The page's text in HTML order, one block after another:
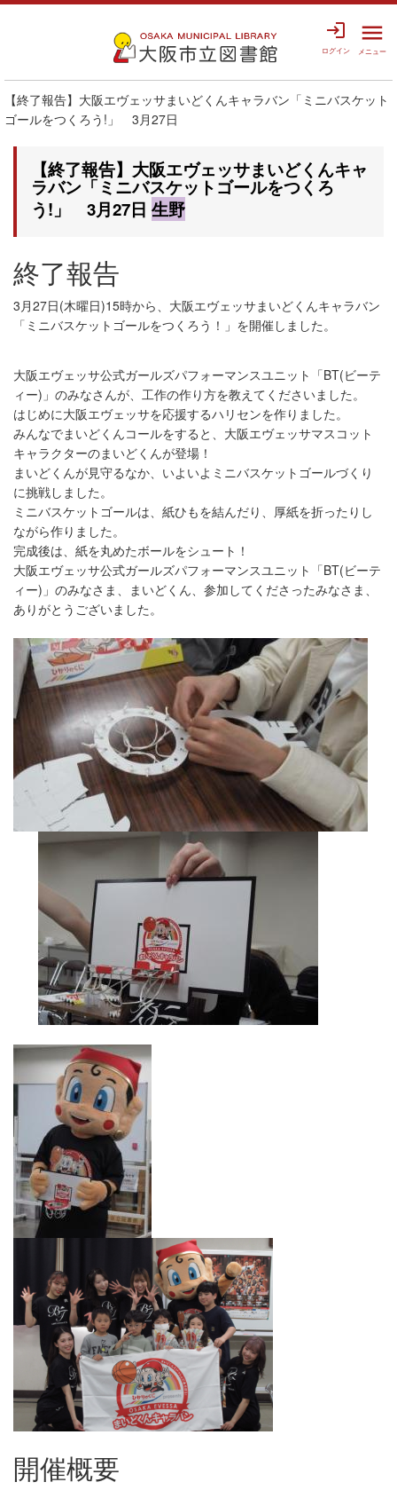
login
ログイン
menu
メニュー
【終了報告】大阪エヴェッサまいどくんキャラバン「ミニバスケット
ゴールをつくろう!」 3月27日
【終了報告】大阪エヴェッサまいどくんキャ
ラバン「ミニバスケットゴールをつくろ
う!」 3月27日 生野
終了報告
3月27日(木曜日)15時から、大阪エヴェッサまいどくんキャラバン
「ミニバスケットゴールをつくろう！」を開催しました。
大阪エヴェッサ公式ガールズパフォーマンスユニット「BT(ビーテ
ィー)」のみなさんが、工作の作り方を教えてくださいました。
はじめに大阪エヴェッサを応援するハリセンを作りました。
みんなでまいどくんコールをすると、大阪エヴェッサマスコット
キャラクターのまいどくんが登場！
まいどくんが見守るなか、いよいよミニバスケットゴールづくり
に挑戦しました。
ミニバスケットゴールは、紙ひもを結んだり、厚紙を折ったりし
ながら作りました。
完成後は、紙を丸めたボールをシュート！
大阪エヴェッサ公式ガールズパフォーマンスユニット「BT(ビーテ
ィー)」のみなさま、まいどくん、参加してくださったみなさま、
ありがとうございました。
開催概要